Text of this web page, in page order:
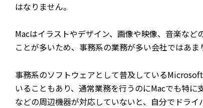
はなりません。
Macはイラストやデザイン、画像や映像、音楽など
ことが多いため、事務系の業務が多い会社ではあま
事務系のソフトウェアとして普及している
いることもあり、通常業務を行うのにMacでも特
などの周辺機器が対応していないと、自分でドラ